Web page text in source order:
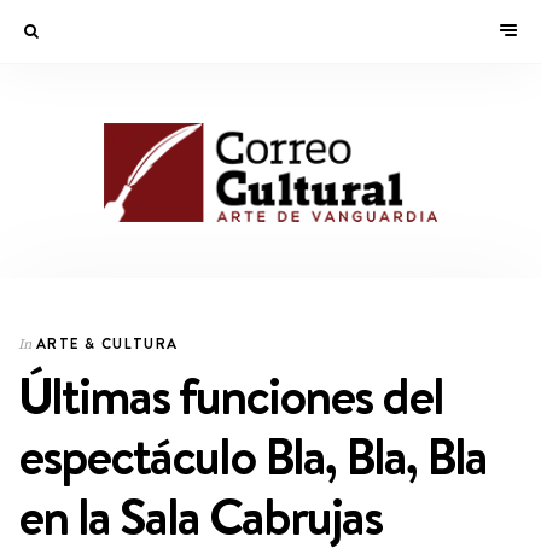
In ARTE & CULTURA
Últimas funciones del
espectáculo Bla, Bla, Bla
en la Sala Cabrujas